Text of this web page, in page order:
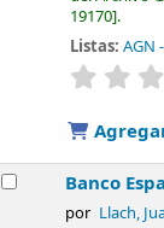
19170 .
Listas: AGN
valoración
Banco
por Llach,